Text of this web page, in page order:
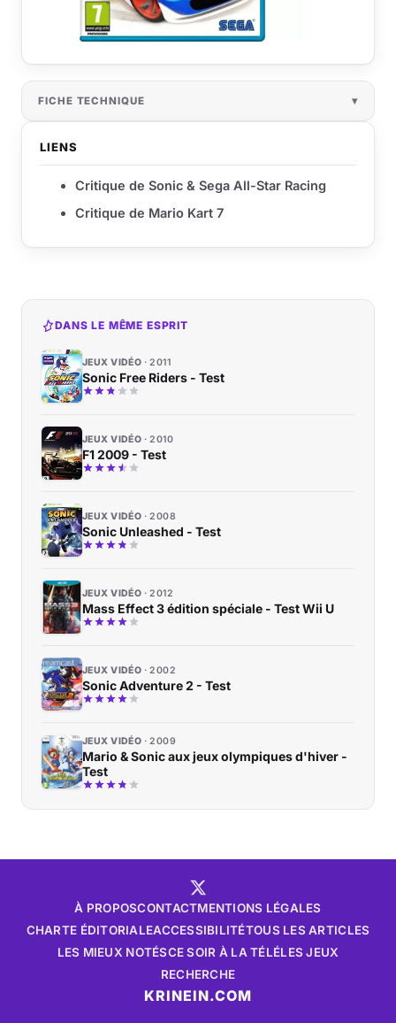
FICHE TECHNIQUE
LIENS
Critique de Sonic & Sega All-Star Racing
Critique de Mario Kart 7
DANS LE MÊME ESPRIT
JEUX VIDÉO 2011
Sonic Free Riders - Test
JEUX VIDÉO 2010
F1 2009 - Test
JEUX VIDÉO 2008
Sonic Unleashed - Test
JEUX VIDÉO 2012
Mass Effect 3 édition spéciale - Test Wii U
JEUX VIDÉO 2002
Sonic Adventure 2 - Test
JEUX VIDÉO 2009
Mario & Sonic aux jeux olympiques d'hiver -
Test
À PROPOSCONTACTMENTIONS LÉGALES
CHARTE ÉDITORIALEACCESSIBILITÉTOUS LES ARTICLES
LES MIEUX NOTÉSCE SOIR À LA TÉLÉLES JEUX
RECHERCHE
KRINEIN.COM